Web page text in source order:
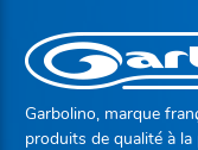
Garbolino, marque
produits de qualité à la